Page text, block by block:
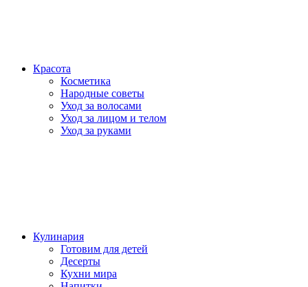
Красота
Косметика
Народные советы
Уход за волосами
Уход за лицом и телом
Уход за руками
Кулинария
Готовим для детей
Десерты
Кухни мира